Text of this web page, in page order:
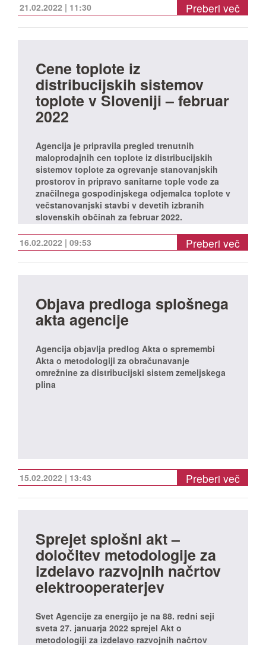
21.02.2022 | 11:30 Preberi več
Cene toplote iz
distribucijskih sistemov
toplote v Sloveniji – februar
2022
Agencija je pripravila pregled trenutnih
maloprodajnih cen toplote iz distribucijskih
sistemov toplote za ogrevanje stanovanjskih
prostorov in pripravo sanitarne tople vode za
značilnega gospodinjskega odjemalca toplote v
večstanovanjski stavbi v devetih izbranih
slovenskih občinah za februar 2022.
16.02.2022 | 09:53 Preberi več
Objava predloga splošnega
akta agencije
Agencija objavlja predlog Akta o spremembi
Akta o metodologiji za obračunavanje
omrežnine za distribucijski sistem zemeljskega
plina
15.02.2022 | 13:43 Preberi več
Sprejet splošni akt –
določitev metodologije za
izdelavo razvojnih načrtov
elektrooperaterjev
Svet Agencije za energijo je na 88. redni seji
sveta 27. januarja 2022 sprejel Akt o
metodologiji za izdelavo razvojnih načrtov